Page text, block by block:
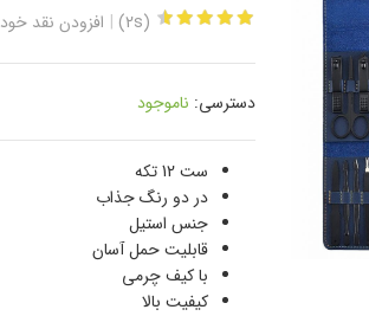
(2s) افزودن نقد خود
دسترسی: ناموجود
ست 12 تکه
در دو رنگ جذاب
جنس استیل
قابلیت حمل آسان
با کیف چرمی
کیفیت بالا